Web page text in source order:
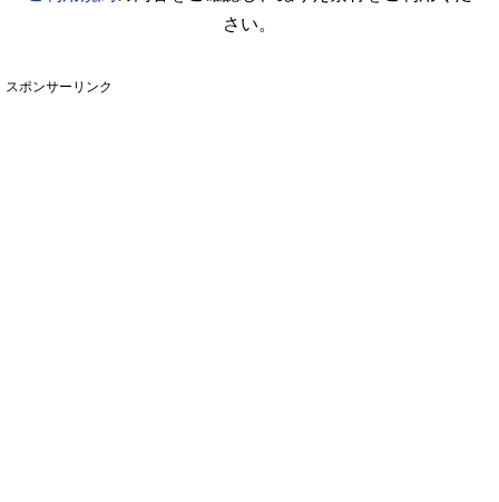
さい。
スポンサーリンク